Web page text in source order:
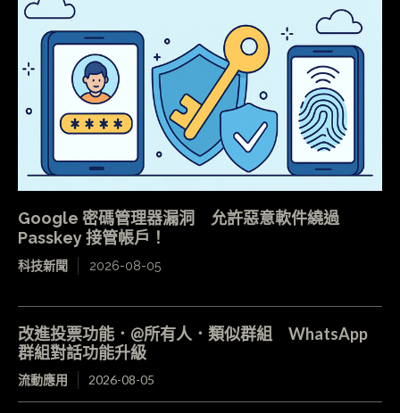
Google 密碼管理器漏洞 允許惡意軟件繞過
Passkey 接管帳戶！
科技新聞 2026-08-05
改進投票功能．@所有人．類似群組 WhatsApp
群組對話功能升級
流動應用 2026-08-05